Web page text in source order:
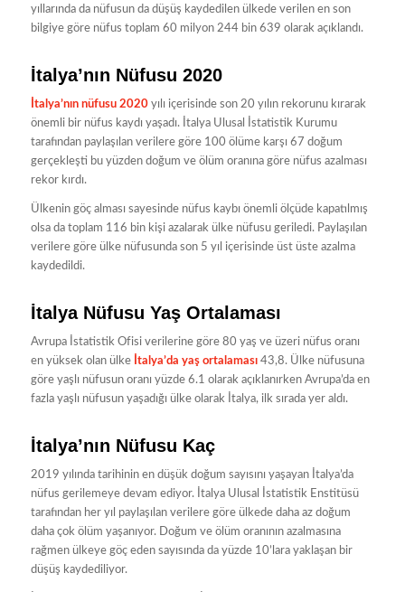
yıllarında da nüfusun da düşüş kaydedilen ülkede verilen en son
bilgiye göre nüfus toplam 60 milyon 244 bin 639 olarak açıklandı.
İtalya’nın Nüfusu 2020
İtalya’nın nüfusu 2020yılı içerisinde son 20 yılın rekorunu kırarak
önemli bir nüfus kaydı yaşadı. İtalya Ulusal İstatistik Kurumu
tarafından paylaşılan verilere göre 100 ölüme karşı 67 doğum
gerçekleşti bu yüzden doğum ve ölüm oranına göre nüfus azalması
rekor kırdı.
Ülkenin göç alması sayesinde nüfus kaybı önemli ölçüde kapatılmış
olsa da toplam 116 bin kişi azalarak ülke nüfusu geriledi. Paylaşılan
verilere göre ülke nüfusunda son 5 yıl içerisinde üst üste azalma
kaydedildi.
İtalya Nüfusu Yaş Ortalaması
Avrupa İstatistik Ofisi verilerine göre 80 yaş ve üzeri nüfus oranı
en yüksek olan ülke İtalya’da yaş ortalaması43,8. Ülke nüfusuna
göre yaşlı nüfusun oranı yüzde 6.1 olarak açıklanırken Avrupa’da en
fazla yaşlı nüfusun yaşadığı ülke olarak İtalya, ilk sırada yer aldı.
İtalya’nın Nüfusu Kaç
2019 yılında tarihinin en düşük doğum sayısını yaşayan İtalya’da
nüfus gerilemeye devam ediyor. İtalya Ulusal İstatistik Enstitüsü
tarafından her yıl paylaşılan verilere göre ülkede daha az doğum
daha çok ölüm yaşanıyor. Doğum ve ölüm oranının azalmasına
rağmen ülkeye göç eden sayısında da yüzde 10’lara yaklaşan bir
düşüş kaydediliyor.